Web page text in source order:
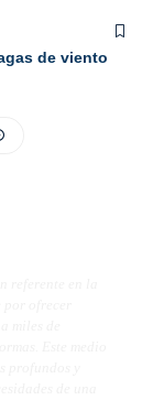
de viento